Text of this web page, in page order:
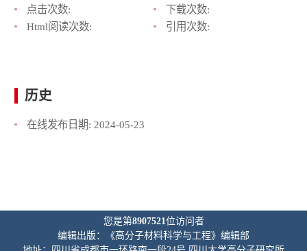
点击次数:
下载次数:
Html阅读次数:
引用次数:
历史
在线发布日期: 2024-05-23
您是第8907521 位访问者
编辑出版：《高分子材料科学与工程》编辑部